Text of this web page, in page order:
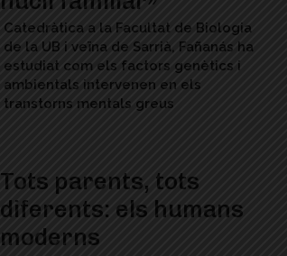
Catedràtica a la Facultat de Biologia
de la UB i veïna de Sarrià, Fañanás ha
estudiat com els factors genètics i
ambientals intervenen en els
transtorns mentals greus
Tots parents, tots
diferents: els humans
moderns